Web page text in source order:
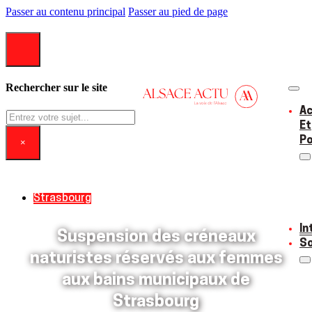
Passer au contenu principal Passer au pied de page
Et
Rechercher sur le site
Rechercher
×
Strasbourg
Suspension des créneaux
naturistes réservés aux femmes
aux bains municipaux de
Strasbourg